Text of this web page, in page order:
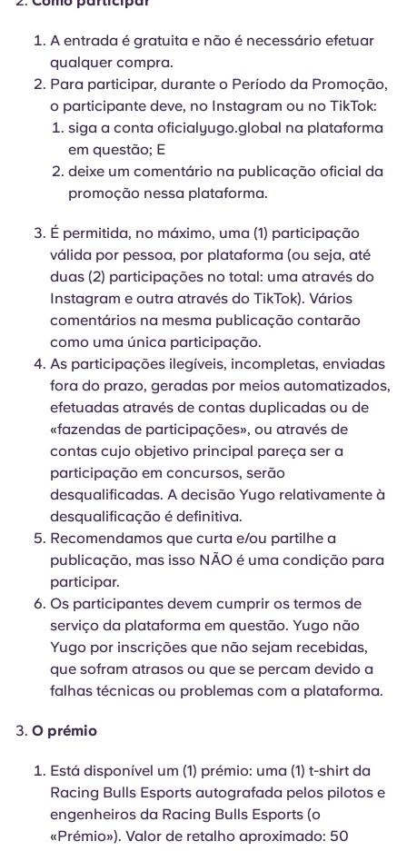
A entrada é gratuita e não é necessário efetuar
qualquer compra.
Para participar, durante o Período da Promoção,
o participante deve, no Instagram ou no TikTok:
siga a conta oficialyugo.global na plataforma
em questão; E
deixe um comentário na publicação oficial da
promoção nessa plataforma.
É permitida, no máximo, uma (1) participação
válida por pessoa, por plataforma (ou seja, até
duas (2) participações no total: uma através do
Instagram e outra através do TikTok). Vários
comentários na mesma publicação contarão
como uma única participação.
As participações ilegíveis, incompletas, enviadas
fora do prazo, geradas por meios automatizados,
efetuadas através de contas duplicadas ou de
«fazendas de participações», ou através de
contas cujo objetivo principal pareça ser a
participação em concursos, serão
desqualificadas. A decisão Yugo relativamente à
desqualificação é definitiva.
Recomendamos que curta e/ou partilhe a
publicação, mas isso NÃO é uma condição para
participar.
Os participantes devem cumprir os termos de
serviço da plataforma em questão. Yugo não
Yugo por inscrições que não sejam recebidas,
que sofram atrasos ou que se percam devido a
falhas técnicas ou problemas com a plataforma.
O prémio
Está disponível um (1) prémio: uma (1) t-shirt da
Racing Bulls Esports autografada pelos pilotos e
engenheiros da Racing Bulls Esports (o
«Prémio»). Valor de retalho aproximado: 50